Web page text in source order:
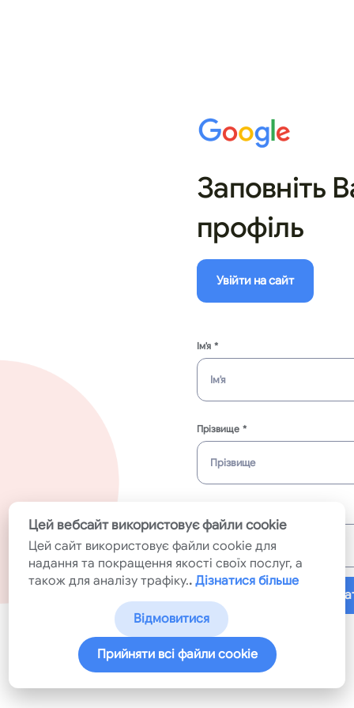
Заповніть
профіль
Ім'я
Прізвище
Цей вебсайт використовує файли cookie
Цей сайт використовує файли cookie для
надання та покращення якості своїх послуг, а
також для аналізу трафіку. Дізнатися більше
відмовитися
прийняти всі файли cookie